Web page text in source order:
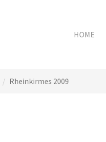
HOME
Rheinkirmes 2009